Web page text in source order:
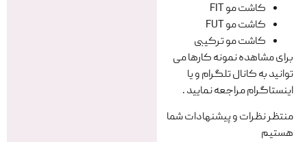
کاشت مو FIT
کاشت مو FUT
کاشت مو ترکیبی
برای مشاهده نمونه کارها می
توانید به کانال تلگرام و یا
اینستاگرام مراجعه نمایید .
منتظر نظرات و پیشنهادات شما
هستیم